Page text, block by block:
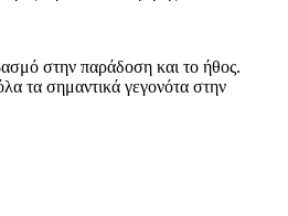
στην παράδοση και το ήθος.
τα σημαντικά γεγονότα στην